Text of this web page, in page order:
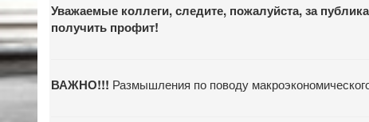
Уважаемые коллеги, следите, пожалуйста, за
получить профит!
ВАЖНО!!! Размышления по поводу